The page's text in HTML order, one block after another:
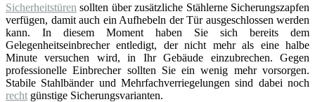
Sicherheitstüren sollten über zusätzliche Stählerne Sicherungszapfen
verfügen, damit auch ein Aufhebeln der Tür ausgeschlossen werden
kann. In diesem Moment haben Sie sich bereits dem
Gelegenheitseinbrecher entledigt, der nicht mehr als eine halbe
Minute versuchen wird, in Ihr Gebäude einzubrechen. Gegen
professionelle Einbrecher sollten Sie ein wenig mehr vorsorgen.
Stabile Stahlbänder und Mehrfachverriegelungen sind dabei noch
recht günstige Sicherungsvarianten.